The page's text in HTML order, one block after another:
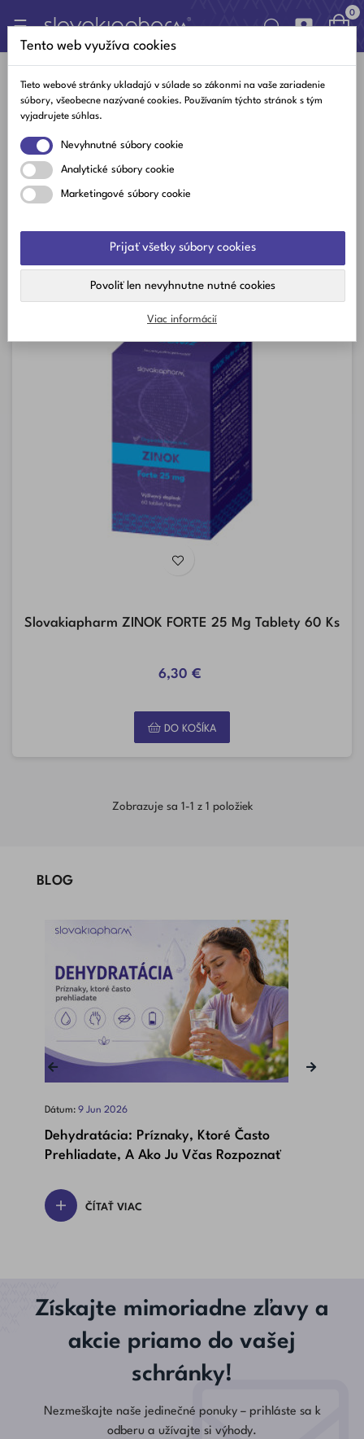

0
Toggle
navigation
☰
ZINOK
Dôležitosť
Filtrovať
Zobrazuje sa 1-1 z 1 položiek
Slovakiapharm ZINOK FORTE 25 Mg Tablety 60 Ks
6,30 €
DO KOŠÍKA
Zobrazuje sa 1-1 z 1 položiek
BLOG
Dátum: 9 Jun 2026
Dehydratácia: Príznaky, Ktoré Často
Prehliadate, A Ako Ju Včas Rozpoznať
ČÍTAŤ VIAC
Získajte mimoriadne zľavy a
akcie priamo do vašej
schránky!
Nezmeškajte naše jedinečné ponuky – prihláste sa k
odberu a užívajte si výhody.
Tento web využíva cookies
Tieto webové stránky ukladajú v súlade so zákonmi na vaše zariadenie
súbory, všeobecne nazývané cookies. Používaním týchto stránok s tým
vyjadrujete súhlas.
Nevyhnutné súbory cookie
Analytické súbory cookie
Marketingové súbory cookie
Prijať všetky súbory cookies
Povoliť len nevyhnutne nutné cookies
Viac informácií